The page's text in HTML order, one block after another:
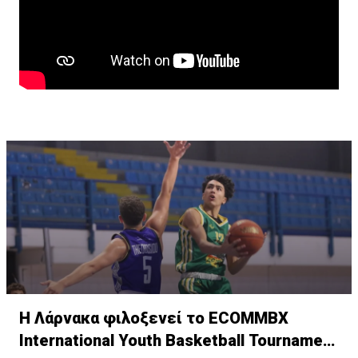
Η Λάρνακα φιλοξενεί το ECOMMBX
International Youth Basketball Tournament